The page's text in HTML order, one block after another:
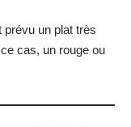
prévu un plat très
cas, un rouge ou